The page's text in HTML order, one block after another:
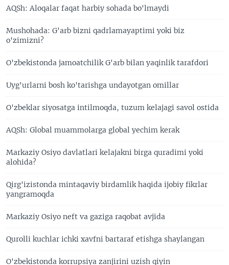
AQSh: Aloqalar faqat harbiy sohada bo'lmaydi
Mushohada: G'arb bizni qadrlamayaptimi yoki biz
o'zimizni?
O'zbekistonda jamoatchilik G'arb bilan yaqinlik tarafdori
Uyg'urlarni bosh ko'tarishga undayotgan omillar
O'zbeklar siyosatga intilmoqda, tuzum kelajagi savol ostida
AQSh: Global muammolarga global yechim kerak
Markaziy Osiyo davlatlari kelajakni birga quradimi yoki
alohida?
Qirg'izistonda mintaqaviy birdamlik haqida ijobiy fikrlar
yangramoqda
Markaziy Osiyo neft va gaziga raqobat avjida
Qurolli kuchlar ichki xavfni bartaraf etishga shaylangan
O'zbekistonda korrupsiya zanjirini uzish qiyin